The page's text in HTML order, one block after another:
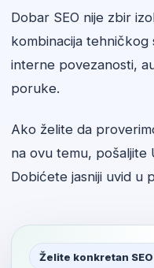
Dobar SEO nije zbir
kombinacija tehničkog
interne povezanosti,
poruke.
Ako želite da
na ovu temu, pošaljite
Dobićete jasniji uvid u
Želite konkretan